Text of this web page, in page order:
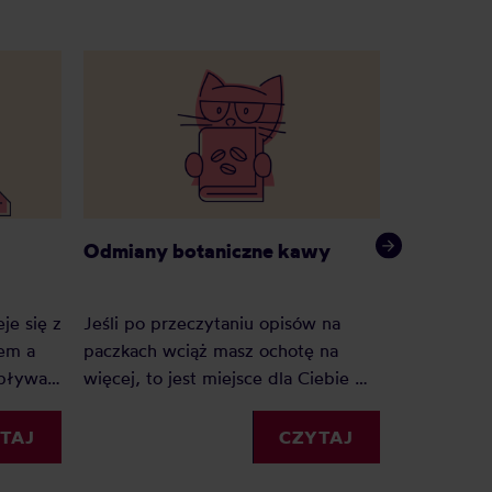
się z
a
i
Odmiany botaniczne kawy
Jeśli po przeczytaniu opisów na
paczkach wciąż masz ochotę na
więcej, to jest miejsce dla Ciebie —
nazwy odmian z etykiet rozłożone
na czynniki pierwsze, na podstawie
katalogu World Coffee Research,
CZYTAJ